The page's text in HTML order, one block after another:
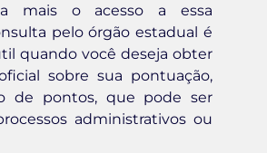
mais o acesso a essa
pelo órgão estadual é
quando você deseja obter
sobre sua pontuação,
de pontos, que pode ser
administrativos ou